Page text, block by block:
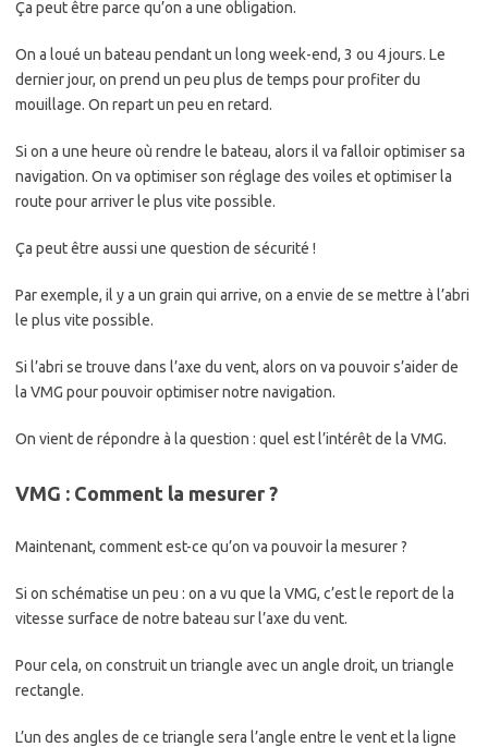
Ça peut être parce qu’on a une obligation.
On a loué un bateau pendant un long week-end, 3 ou 4 jours. Le
dernier jour, on prend un peu plus de temps pour profiter du
mouillage. On repart un peu en retard.
Si on a une heure où rendre le bateau, alors il va falloir optimiser sa
navigation. On va optimiser son réglage des voiles et optimiser la
route pour arriver le plus vite possible.
Ça peut être aussi une question de sécurité !
Par exemple, il y a un grain qui arrive, on a envie de se mettre à l’abri
le plus vite possible.
Si l’abri se trouve dans l’axe du vent, alors on va pouvoir s’aider de
la VMG pour pouvoir optimiser notre navigation.
On vient de répondre à la question : quel est l’intérêt de la VMG.
VMG : Comment la mesurer ?
Maintenant, comment est-ce qu’on va pouvoir la mesurer ?
Si on schématise un peu : on a vu que la VMG, c’est le report de la
vitesse surface de notre bateau sur l’axe du vent.
Pour cela, on construit un triangle avec un angle droit, un triangle
rectangle.
L’un des angles de ce triangle sera l’angle entre le vent et la ligne